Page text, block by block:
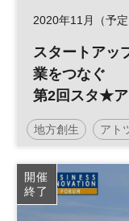
2020年11月（予定
スタートアッ
業をつなぐ
第2回スタ★
縄ブロック
地方創生 アト
スタートアップ
開催
終了